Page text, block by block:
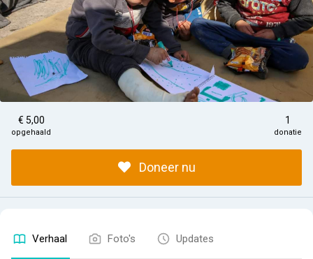
€ 5,00
opgehaald
1
donatie
Doneer nu
Verhaal Foto's Updates